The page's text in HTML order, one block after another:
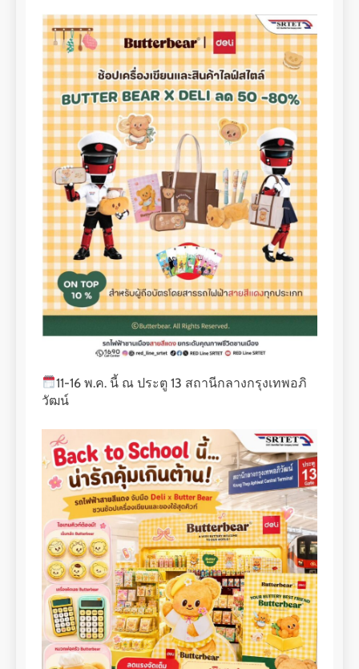
11-16 พ.ค. นี้ ณ ประตู 13 สถานีกลางกรุงเทพอภิ
วัฒน์